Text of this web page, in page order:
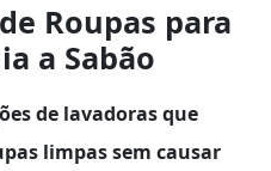
Roupas para
a Sabão
de lavadoras que
limpas sem causar